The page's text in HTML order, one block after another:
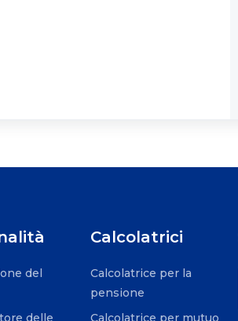
del
delle
Calcolatrici
Calcolatrice per la
pensione
Calcolatrice per mutuo